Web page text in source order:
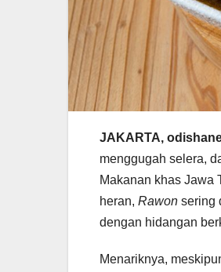
JAKARTA,
menggugah selera,
Makanan khas Jawa
heran, Rawon sering
dengan hidangan
Menariknya,